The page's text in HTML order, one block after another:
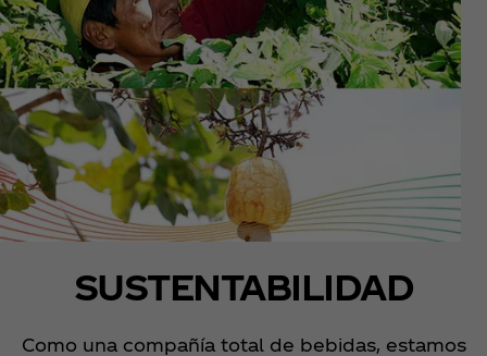
SUSTENTABILIDAD
Como una compañía total de bebidas, estamos